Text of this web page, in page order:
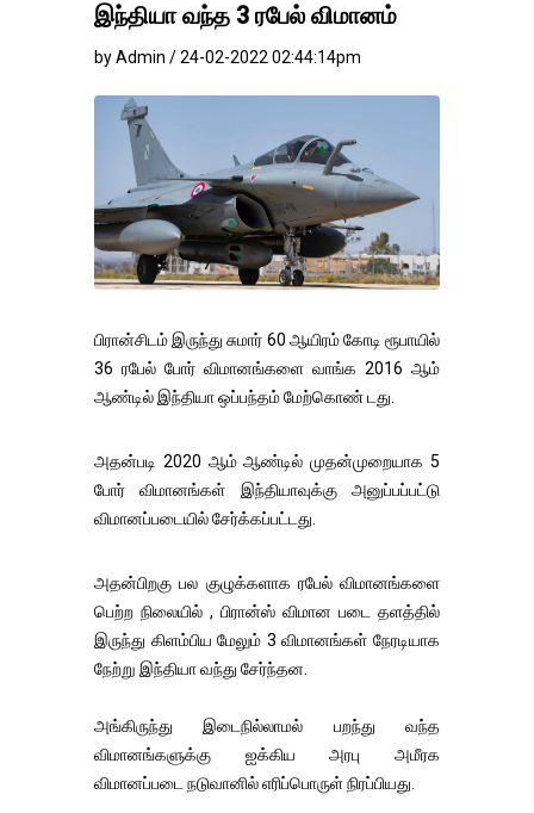
இந்தியா வந்த 3 ரபேல் விமானம்
by Admin / 24-02-2022 02:44:14pm
பிரான்சிடம் இருந்து சுமார் 60 ஆயிரம் கோடி ரூபாயில்
36 ரபேல் போர் விமானங்களை வாங்க 2016 ஆம்
ஆண்டில் இந்தியா ஒப்பந்தம் மேற்கொண் டது.
அதன்படி 2020 ஆம் ஆண்டில் முதன்முறையாக 5
போர் விமானங்கள் இந்தியாவுக்கு அனுப்பப்பட்டு
விமானப்படையில் சேர்க்கப்பட்டது.
அதன்பிறகு பல குழுக்களாக ரபேல் விமானங்களை
பெற்ற நிலையில் , பிரான்ஸ் விமான படை தளத்தில்
இருந்து கிளம்பிய மேலும் 3 விமானங்கள் நேரடியாக
நேற்று இந்தியா வந்து சேர்ந்தன.
அங்கிருந்து இடைநில்லாமல் பறந்து வந்த
விமானங்களுக்கு ஐக்கிய அரபு அமீரக
விமானப்படை நடுவானில் எரிப்பொருள் நிரப்பியது.